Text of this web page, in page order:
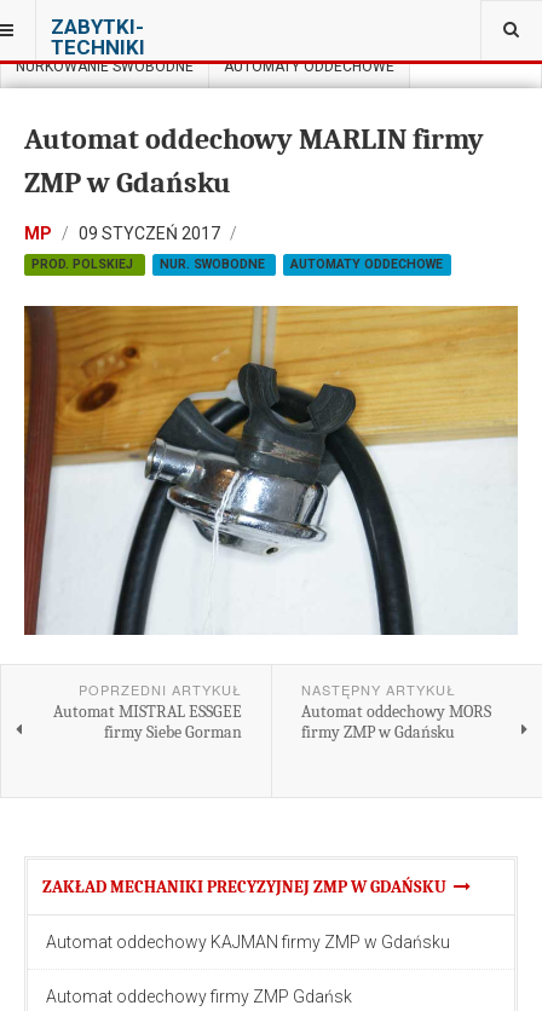
ZABYTKI-
TECHNIKI
JESTEŚ TUTAJ:
NURKOWANIE SWOBODNE AUTOMATY ODDECHOWE
Automat oddechowy MARLIN firmy
ZMP w Gdańsku
MP 09 STYCZEŃ 2017
PROD. POLSKIEJ NUR. SWOBODNE AUTOMATY ODDECHOWE
POPRZEDNI ARTYKUŁ
Automat MISTRAL ESSGEE
firmy Siebe Gorman
NASTĘPNY ARTYKUŁ
Automat oddechowy MORS
firmy ZMP w Gdańsku
ZAKŁAD MECHANIKI PRECYZYJNEJ ZMP W GDAŃSKU
Automat oddechowy KAJMAN firmy ZMP w Gdańsku
Automat oddechowy firmy ZMP Gdańsk